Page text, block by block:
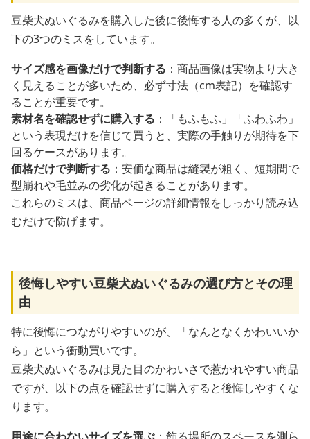
豆柴犬ぬいぐるみを購入した後に後悔する人の多くが、以
下の3つのミスをしています。
サイズ感を画像だけで判断する ：商品画像は実物より大き
く見えることが多いため、必ず寸法（cm表記）を確認す
ることが重要です。
素材名を確認せずに購入する ：「もふもふ」「ふわふわ」
という表現だけを信じて買うと、実際の手触りが期待を下
回るケースがあります。
価格だけで判断する ：安価な商品は縫製が粗く、短期間で
型崩れや毛並みの劣化が起きることがあります。
これらのミスは、商品ページの詳細情報をしっかり読み込
むだけで防げます。
後悔しやすい豆柴犬ぬいぐるみの選び方とその理
由
特に後悔につながりやすいのが、「なんとなくかわいいか
ら」という衝動買いです。
豆柴犬ぬいぐるみは見た目のかわいさで惹かれやすい商品
ですが、以下の点を確認せずに購入すると後悔しやすくな
ります。